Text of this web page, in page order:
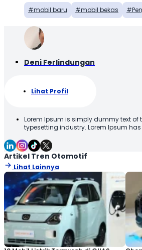
mobil baru mobil bekas
Deni Ferlindungan
Lihat Profil
Lorem Ipsum is simply dummy text of
typesetting industry. Lorem Ipsum
printer took a galley of type and
specimen book. It has survived not
the leap into electronic typesetting,
unchanged. It was popularised in the
Letraset sheets containing Lorem
recently with desktop publishing
including versions of Lorem Ipsum
Artikel Tren Otomotif
Lihat Lainnya